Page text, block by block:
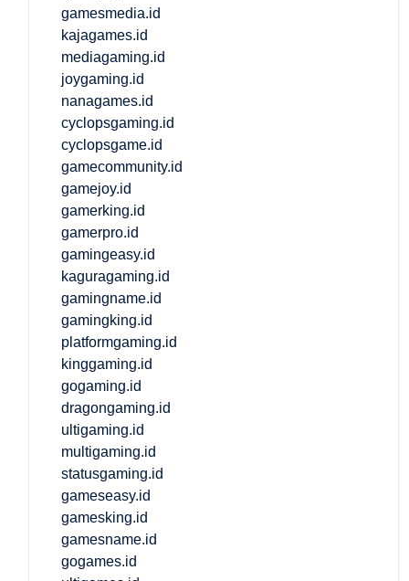
gamesmedia.id
kajagames.id
mediagaming.id
joygaming.id
nanagames.id
cyclopsgaming.id
cyclopsgame.id
gamecommunity.id
gamejoy.id
gamerking.id
gamerpro.id
gamingeasy.id
kaguragaming.id
gamingname.id
gamingking.id
platformgaming.id
kinggaming.id
gogaming.id
dragongaming.id
ultigaming.id
multigaming.id
statusgaming.id
gameseasy.id
gamesking.id
gamesname.id
gogames.id